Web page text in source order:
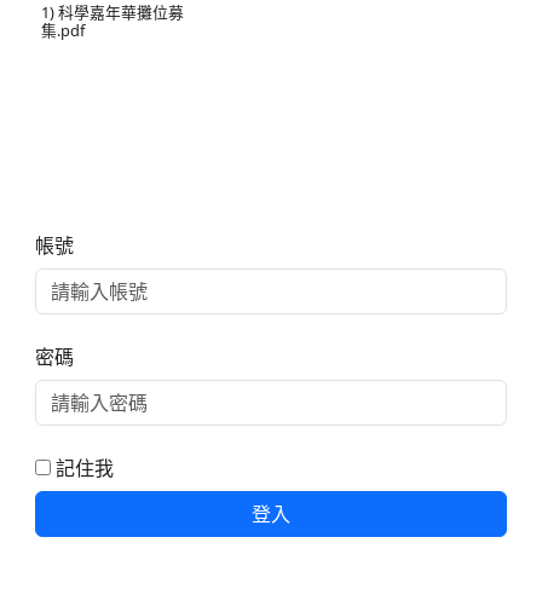
1) 科學嘉年華攤位募
集.pdf
帳號
密碼
記住我
登入